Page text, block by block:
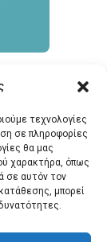
τεχνολογίες
σε πληροφορίες
θα μας
χαρακτήρα, όπως
σε αυτόν τον
μπορεί